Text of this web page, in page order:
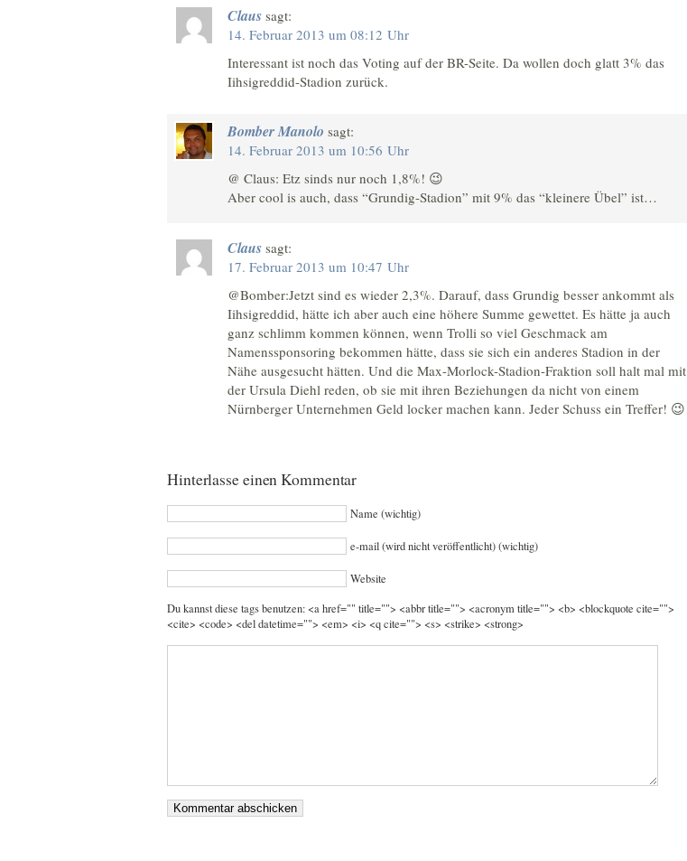
Claus sagt:
14. Februar 2013 um 08:12 Uhr
Interessant ist noch das Voting auf der BR-Seite. Da wollen doch glatt 3% das
Iihsigreddid-Stadion zurück.
Bomber Manolo sagt:
14. Februar 2013 um 10:56 Uhr
@ Claus: Etz sinds nur noch 1,8%! 😉
Aber cool is auch, dass “Grundig-Stadion” mit 9% das “kleinere Übel” ist…
Claus sagt:
17. Februar 2013 um 10:47 Uhr
@Bomber:Jetzt sind es wieder 2,3%. Darauf, dass Grundig besser ankommt als
Iihsigreddid, hätte ich aber auch eine höhere Summe gewettet. Es hätte ja auch
ganz schlimm kommen können, wenn Trolli so viel Geschmack am
Namenssponsoring bekommen hätte, dass sie sich ein anderes Stadion in der
Nähe ausgesucht hätten. Und die Max-Morlock-Stadion-Fraktion soll halt mal mit
der Ursula Diehl reden, ob sie mit ihren Beziehungen da nicht von einem
Nürnberger Unternehmen Geld locker machen kann. Jeder Schuss ein Treffer! 😉
Hinterlasse einen Kommentar
Name (wichtig)
e-mail (wird nicht veröffentlicht) (wichtig)
Website
Du kannst diese tags benutzen: <a href="" title=""> <abbr title=""> <acronym title=""> <b> <blockquote cite="">
<cite> <code> <del datetime=""> <em> <i> <q cite=""> <s> <strike> <strong>